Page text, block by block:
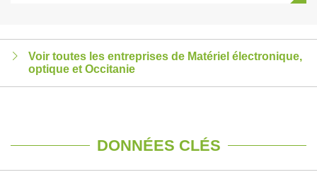
Voir toutes les entreprises de Matériel électronique,
optique et Occitanie
DONNÉES CLÉS